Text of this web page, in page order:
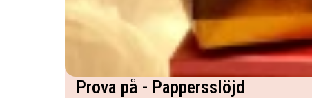
Prova på - Pappersslöjd